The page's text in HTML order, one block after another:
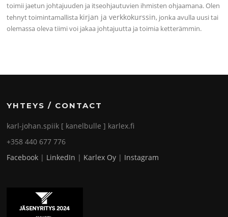
toimii jaetun johtajuuden ja itseohjautuvien ihmisten ohjaamana. Olen
tehnyt toimintamallista kirjan ja verkkokurssin, jonka avulla uusi tai
olemassa oleva tiimi voi jakaa johtajuutta ja toimia ketterämmin.
YHTEYS / CONTACT
karl-johan.spiik [ kanelbulle ] karlex.fi
+358 440 677 776
Facebook | LinkedIn | Karlex Oy | Instagram